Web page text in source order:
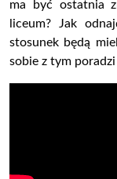
ma być ostatnia
liceum? Jak
stosunek będą
sobie z tym poradzi